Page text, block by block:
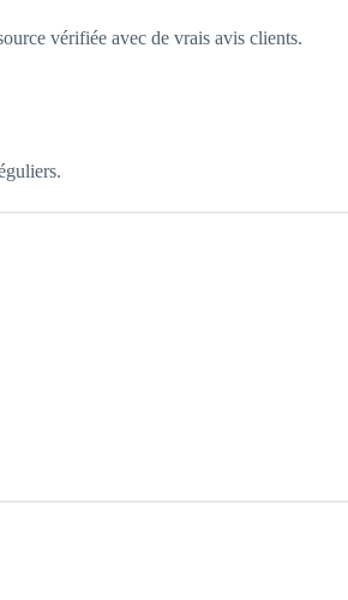
vérifiée avec de vrais avis clients.